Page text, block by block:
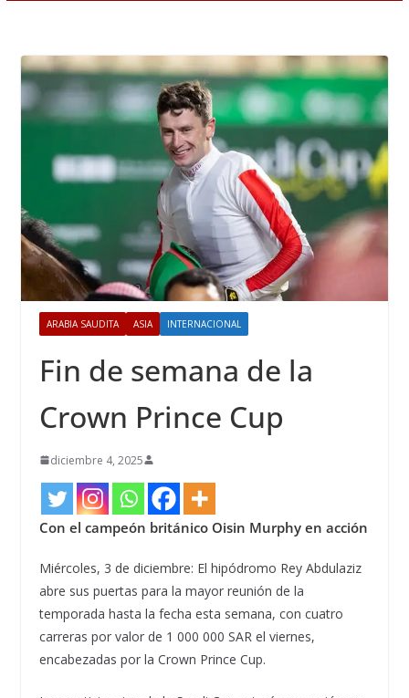
ARABIA SAUDITA ASIA INTERNACIONAL
Fin de semana de la
Crown Prince Cup
diciembre 4, 2025
Con el campeón británico Oisin Murphy en acción
Miércoles, 3 de diciembre: El hipódromo Rey Abdulaziz
abre sus puertas para la mayor reunión de la
temporada hasta la fecha esta semana, con cuatro
carreras por valor de 1 000 000 SAR el viernes,
encabezadas por la Crown Prince Cup.